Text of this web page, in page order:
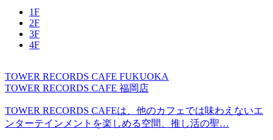
1F
2F
3F
4F
TOWER RECORDS CAFE FUKUOKA
TOWER RECORDS CAFE 福岡店
TOWER RECORDS CAFEは、他のカフェでは味わえないエ
ンターテインメントを楽しめる空間、推し活の聖…